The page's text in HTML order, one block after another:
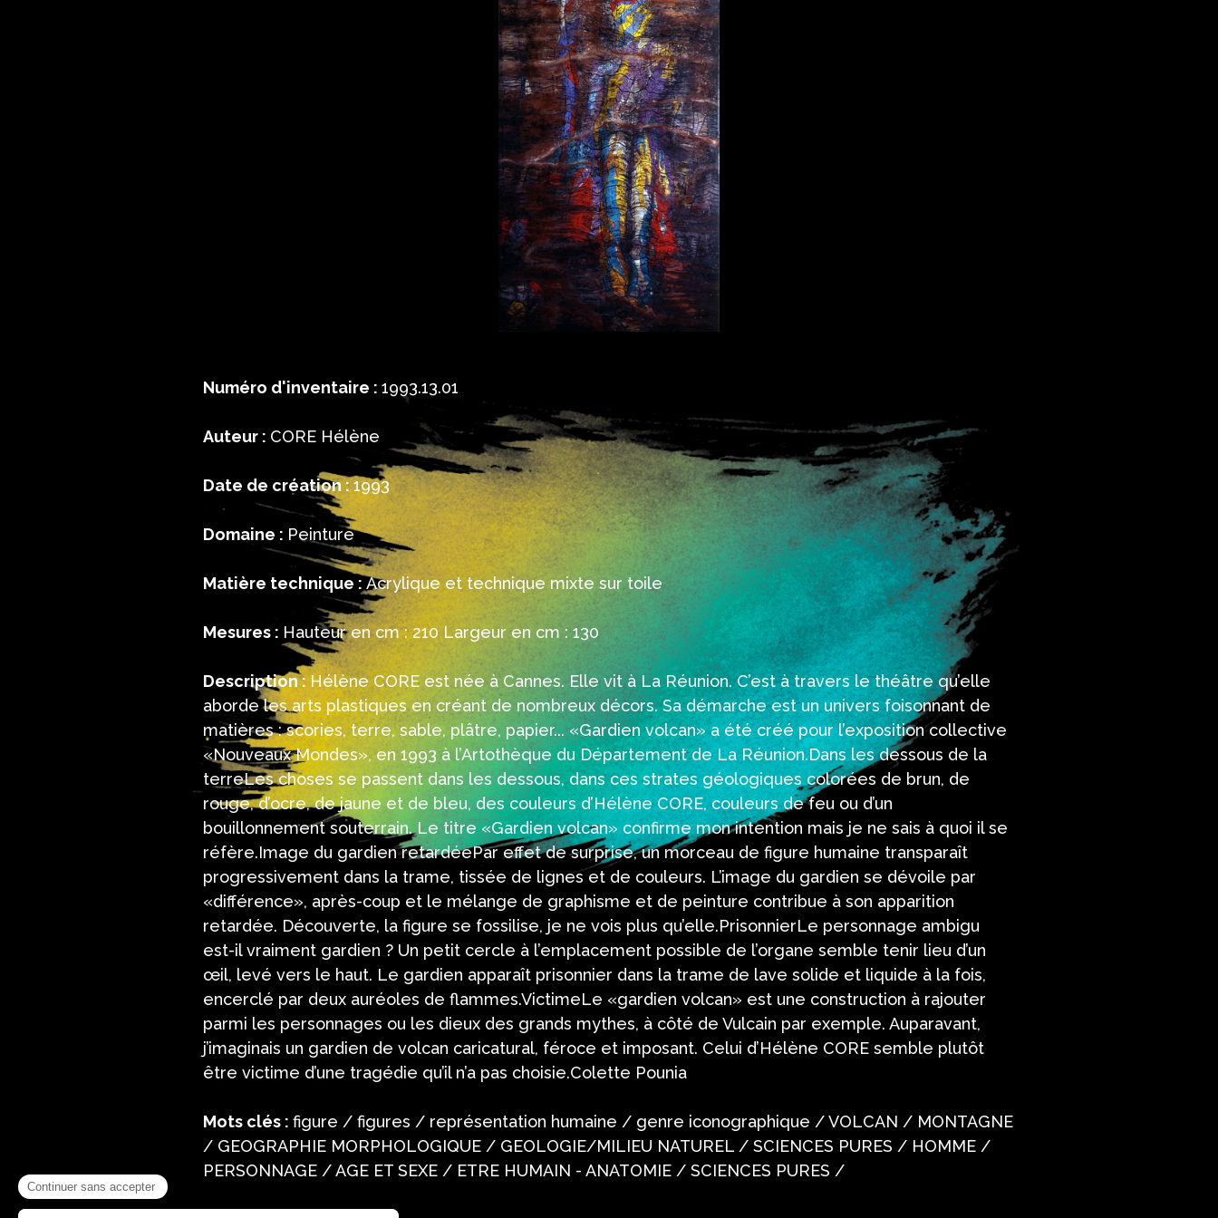
Numéro d'inventaire : 1993.13.01
Auteur : CORE Hélène
Date de création :1993
Domaine : Peinture
Matière technique : Acrylique et technique mixte sur toile
Mesures : Hauteur en cm : 210 Largeur en cm : 130
Description :Hélène CORE est née à Cannes. Elle vit à La Réunion. C’est à travers le théâtre qu’elle
aborde les arts plastiques en créant de nombreux décors. Sa démarche est un univers foisonnant de
matières : scories, terre, sable, plâtre, papier... «Gardien volcan» a été créé pour l’exposition collective
«Nouveaux Mondes», en 1993 à l’Artothèque du Département de La Réunion.Dans les dessous de la
terreLes choses se passent dans les dessous, dans ces strates géologiques colorées de brun, de
rouge, d’ocre, de jaune et de bleu, des couleurs d’Hélène CORE, couleurs de feu ou d’un
bouillonnement souterrain. Le titre «Gardien volcan» confirme mon intention mais je ne sais à quoi il se
réfère.Image du gardien retardéePar effet de surprise, un morceau de figure humaine transparaît
progressivement dans la trame, tissée de lignes et de couleurs. L’image du gardien se dévoile par
«différence», après-coup et le mélange de graphisme et de peinture contribue à son apparition
retardée. Découverte, la figure se fossilise, je ne vois plus qu’elle.PrisonnierLe personnage ambigu
est-il vraiment gardien ? Un petit cercle à l’emplacement possible de l’organe semble tenir lieu d’un
œil, levé vers le haut. Le gardien apparaît prisonnier dans la trame de lave solide et liquide à la fois,
encerclé par deux auréoles de flammes.VictimeLe «gardien volcan» est une construction à rajouter
parmi les personnages ou les dieux des grands mythes, à côté de Vulcain par exemple. Auparavant,
j’imaginais un gardien de volcan caricatural, féroce et imposant. Celui d’Hélène CORE semble plutôt
être victime d’une tragédie qu’il n’a pas choisie.Colette Pounia
Mots clés : figure / figures / représentation humaine / genre iconographique / VOLCAN / MONTAGNE
/ GEOGRAPHIE MORPHOLOGIQUE / GEOLOGIE/MILIEU NATUREL / SCIENCES PURES / HOMME /
PERSONNAGE / AGE ET SEXE / ETRE HUMAIN - ANATOMIE / SCIENCES PURES /